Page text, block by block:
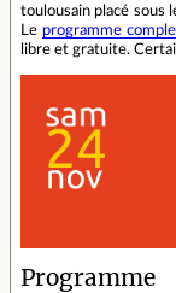
toulousain placé sous
Le programme
libre et gratuite.
Programme